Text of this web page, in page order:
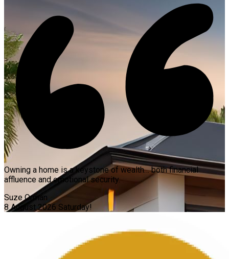
Owning a home is a keystone of wealth… both financial
affluence and emotional security.
Suze Orman
8 August 2026 Saturday!